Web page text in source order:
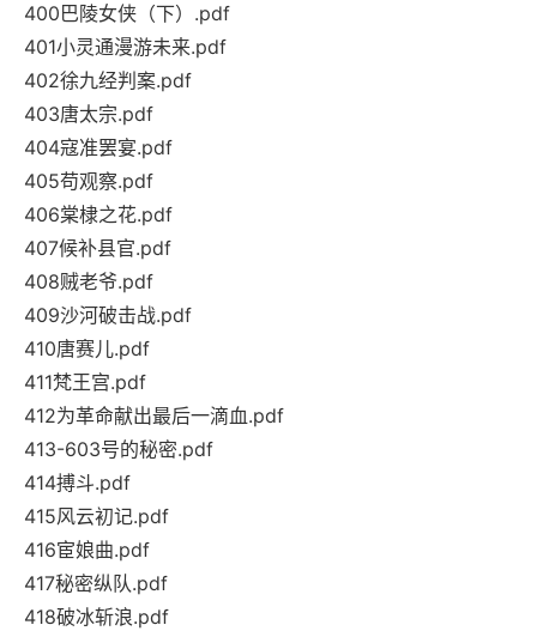
400巴陵女侠（下）.pdf
401小灵通漫游未来.pdf
402徐九经判案.pdf
403唐太宗.pdf
404寇准罢宴.pdf
405苟观察.pdf
406棠棣之花.pdf
407候补县官.pdf
408贼老爷.pdf
409沙河破击战.pdf
410唐赛儿.pdf
411梵王宫.pdf
412为革命献出最后一滴血.pdf
413-603号的秘密.pdf
414搏斗.pdf
415风云初记.pdf
416宦娘曲.pdf
417秘密纵队.pdf
418破冰斩浪.pdf